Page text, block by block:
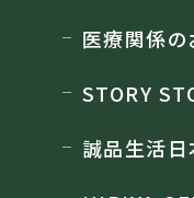
医療関係の
STORY
誠品生活日